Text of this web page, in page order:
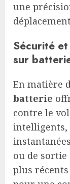
une
Sécurité
sur
En matière
batterie
contre le
intelligents,
ou de sortie
plus